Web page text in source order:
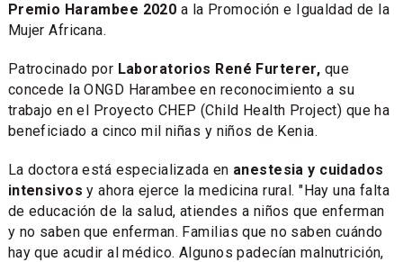
Premio Harambee 2020 a la Promoción e Igualdad de la
Mujer Africana.
Patrocinado por Laboratorios René Furterer, que
concede la ONGD Harambee en reconocimiento a su
trabajo en el Proyecto CHEP (Child Health Project) que ha
beneficiado a cinco mil niñas y niños de Kenia.
La doctora está especializada en anestesia y cuidados
intensivos y ahora ejerce la medicina rural. "Hay una falta
de educación de la salud, atiendes a niños que enferman
y no saben que enferman. Familias que no saben cuándo
hay que acudir al médico. Algunos padecían malnutrición,